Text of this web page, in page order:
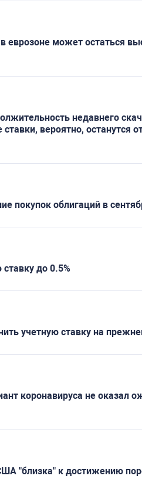
может остаться
недавнего
вероятно, останутся
покупок облигаций в
до 0.5%
учетную ставку на
коронавируса не оказал
"близка" к достижению